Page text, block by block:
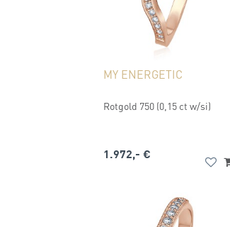
MY ENERGETIC
Rotgold 750 (0,15 ct w/si)
1.972,- €